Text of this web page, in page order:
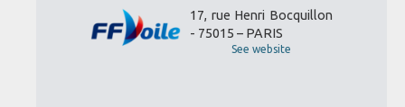
17, rue Henri Bocquillon
- 75015 – PARIS
See website